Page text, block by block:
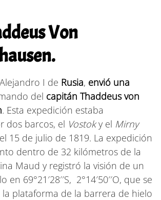
Von
I de Rusia, envió una
del capitán Thaddeus von
. Esta expedición estaba
dos barcos, el Vostoky el Mirny
15 de julio de 1819. La expedición
dentro de 32 kilómetros de la
Maud y registró la visión de un
69°21′28′′S, 2°14′50′′O, que se
plataforma de la barrera de hielo